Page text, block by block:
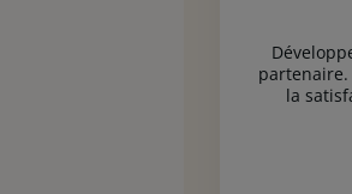
partenaire.
la